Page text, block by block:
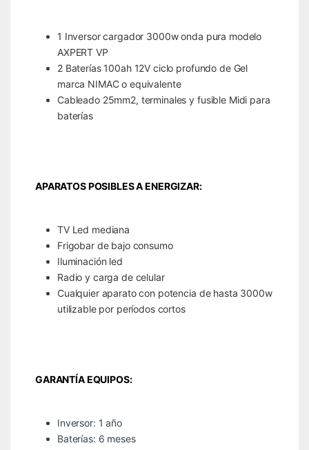
1 Inversor cargador 3000w onda pura modelo
AXPERT VP
2 Baterías 100ah 12V ciclo profundo de Gel
marca NIMAC o equivalente
Cableado 25mm2, terminales y fusible Midi para
baterías
APARATOS POSIBLES A ENERGIZAR:
TV Led mediana
Frigobar de bajo consumo
Iluminación led
Radio y carga de celular
Cualquier aparato con potencia de hasta 3000w
utilizable por períodos cortos
GARANTÍA EQUIPOS:
Inversor: 1 año
Baterías: 6 meses